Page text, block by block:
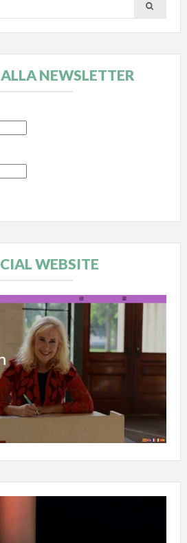
NEWSLETTER
WEBSITE